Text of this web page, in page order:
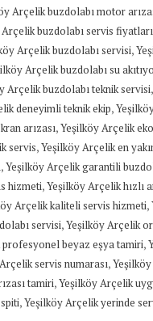
Arçelik buzdolabı motor
buzdolabı servis fiyatları
Arçelik buzdolabı servisi,
Arçelik buzdolabı su
Arçelik buzdolabı teknik servisi,
deneyimli teknik ekip,
arızası,Yeşilköy Arçelik
servis,Yeşilköy Arçelik en
,Yeşilköy Arçelik garantili
hizmeti,Yeşilköy Arçelik hızlı
Arçelik kaliteli servis hizmeti,
servisi,Yeşilköy Arçelik
beyaz eşya tamiri,
servis numarası,
tamiri,Yeşilköy Arçelik
,Yeşilköy Arçelik yerinde